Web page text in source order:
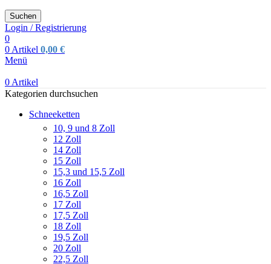
Suchen
Login / Registrierung
0
0 Artikel 0,00 €
Menü
0 Artikel
Kategorien durchsuchen
Schneeketten
10, 9 und 8 Zoll
12 Zoll
14 Zoll
15 Zoll
15,3 und 15,5 Zoll
16 Zoll
16,5 Zoll
17 Zoll
17,5 Zoll
18 Zoll
19,5 Zoll
20 Zoll
22,5 Zoll